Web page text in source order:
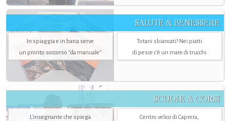
SALUTE & BENESSERE
In spiaggia e in barca serve
un pronto soccorso "da manuale"
Totani sbiancati? Nei piatti
di pesce c'è un mare di trucchi
SCUOLE & CORSI
L'insegnante che spiega
Centro velico di Caprera,